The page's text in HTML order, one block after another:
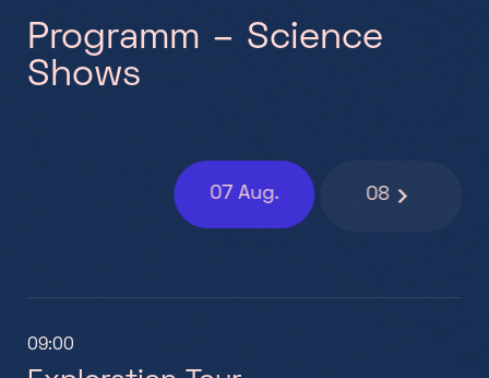
Programm – Science
S hows
07 Aug. 08
09:00